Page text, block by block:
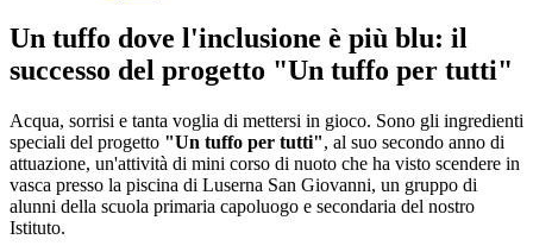
Un tuffo dove l'inclusione è più blu: il
successo del progetto "Un tuffo per tutti"
Acqua, sorrisi e tanta voglia di mettersi in gioco. Sono gli ingredienti
speciali del progetto "Un tuffo per tutti", al suo secondo anno di
attuazione, un'attività di mini corso di nuoto che ha visto scendere in
vasca presso la piscina di Luserna San Giovanni, un gruppo di
alunni della scuola primaria capoluogo e secondaria del nostro
Istituto.